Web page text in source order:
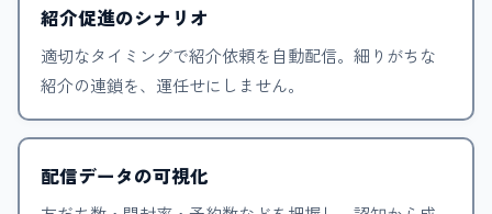
紹介促進のシナリオ
適切なタイミングで紹介依頼を自動配信。細りがちな
紹介の連鎖を、運任せにしません。
配信データの可視化